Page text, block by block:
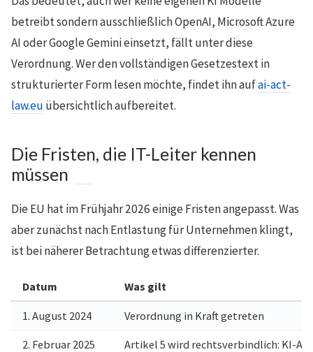
betreibt sondern ausschließlich OpenAI, Microsoft Azure
AI oder Google Gemini einsetzt, fällt unter diese
Verordnung. Wer den vollständigen Gesetzestext in
strukturierter Form lesen möchte, findet ihn aufai-act-
law.eu übersichtlich aufbereitet.
Die Fristen, die IT-Leiter kennen
müssen
Die EU hat im Frühjahr 2026 einige Fristen angepasst. Was
aber zunächst nach Entlastung für Unternehmen klingt,
ist bei näherer Betrachtung etwas differenzierter.
Datum Was gilt
1. August 2024 Verordnung in Kraft getreten
2. Februar 2025 Artikel 5 wird rechtsverbindlich: KI-